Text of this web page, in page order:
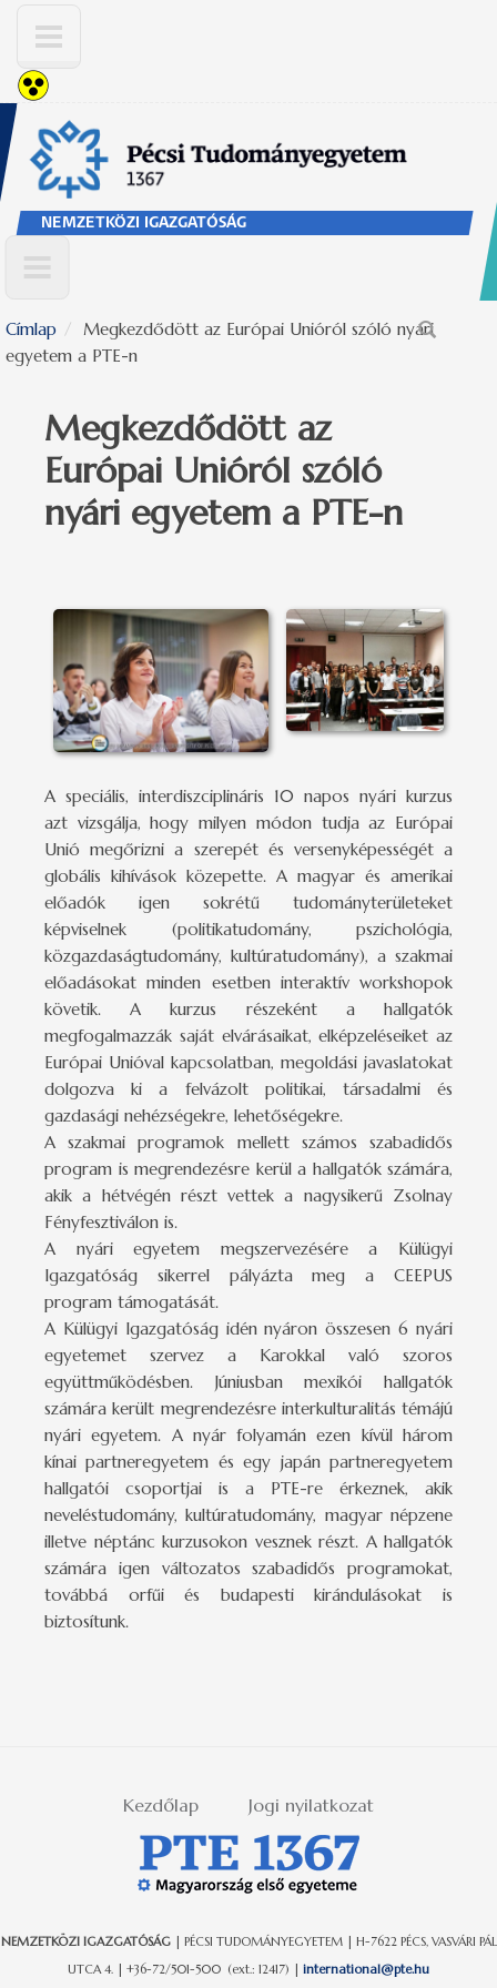
NEMZETKÖZI IGAZGATÓSÁG
Keresés űrlap
Címlap
Megkezdődött az Európai Unióról szóló nyári
egyetem a PTE-n
Megkezdődött az
Európai Unióról szóló
nyári egyetem a PTE-n
A speciális, interdiszciplináris 10 napos nyári kurzus
azt vizsgálja, hogy milyen módon tudja az Európai
Unió megőrizni a szerepét és versenyképességét a
globális kihívások közepette. A magyar és amerikai
előadók igen sokrétű tudományterületeket
képviselnek (politikatudomány, pszichológia,
közgazdaságtudomány, kultúratudomány), a szakmai
előadásokat minden esetben interaktív workshopok
követik. A kurzus részeként a hallgatók
megfogalmazzák saját elvárásaikat, elképzeléseiket az
Európai Unióval kapcsolatban, megoldási javaslatokat
dolgozva ki a felvázolt politikai, társadalmi és
gazdasági nehézségekre, lehetőségekre.
A szakmai programok mellett számos szabadidős
program is megrendezésre kerül a hallgatók számára,
akik a hétvégén részt vettek a nagysikerű Zsolnay
Fényfesztiválon is.
A nyári egyetem megszervezésére a Külügyi
Igazgatóság sikerrel pályázta meg a CEEPUS
program támogatását.
A Külügyi Igazgatóság idén nyáron összesen 6 nyári
egyetemet szervez a Karokkal való szoros
együttműködésben. Júniusban mexikói hallgatók
számára került megrendezésre interkulturalitás témájú
nyári egyetem. A nyár folyamán ezen kívül három
kínai partneregyetem és egy japán partneregyetem
hallgatói csoportjai is a PTE-re érkeznek, akik
neveléstudomány, kultúratudomány, magyar népzene
illetve néptánc kurzusokon vesznek részt. A hallgatók
számára igen változatos szabadidős programokat,
továbbá orfűi és budapesti kirándulásokat is
biztosítunk.
Kezdőlap Jogi nyilatkozat
NEMZETKÖZI IGAZGATÓSÁG| PÉCSI TUDOMÁNYEGYETEM | H-7622 PÉCS, VASVÁRI PÁL
UTCA 4. | +36-72/501-500 (ext.: 12417) | international@pte.hu